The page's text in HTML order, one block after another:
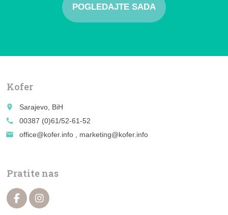
POGLEDAJTE SADA
Kofer
place
Sarajevo, BiH
call
00387 (0)61/52-61-52
email
office@kofer.info , marketing@kofer.info
Pratite nas